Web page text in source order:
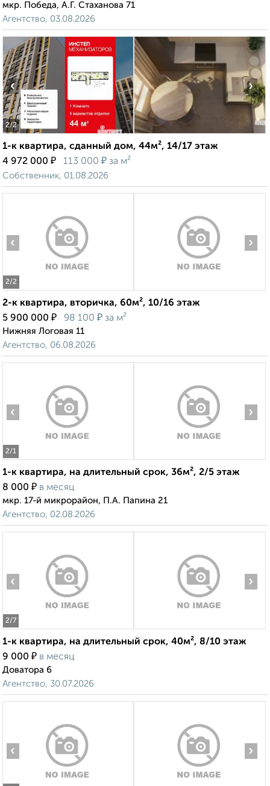
мкр. Победа, А.Г. Стаханова 71
Агентство, 03.08.2026
2/2
‹ ›
1-к квартира, сданный дом, 44м², 14/17 этаж
4 972 000 ₽ 113 000 ₽ за м²
Собственник, 01.08.2026
2/2
‹ ›
2-к квартира, вторичка, 60м², 10/16 этаж
5 900 000 ₽ 98 100 ₽ за м²
Нижняя Логовая 11
Агентство, 06.08.2026
2/1
‹ ›
1-к квартира, на длительный срок, 36м², 2/5 этаж
8 000 ₽ в месяц
мкр. 17-й микрорайон, П.А. Папина 21
Агентство, 02.08.2026
2/7
‹ ›
1-к квартира, на длительный срок, 40м², 8/10 этаж
9 000 ₽ в месяц
Доватора 6
Агентство, 30.07.2026
‹ ›